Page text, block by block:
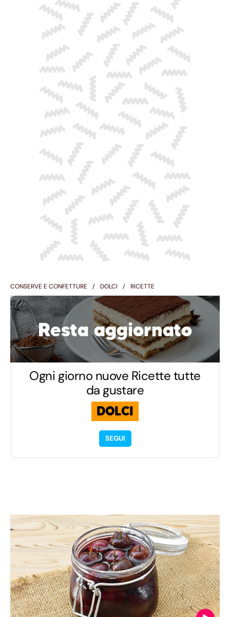
CONSERVE E CONFETTURE DOLCI RICETTE
Resta aggiornato
Ogni giorno nuove Ricette tutte
da gustare
DOLCI
SEGUI